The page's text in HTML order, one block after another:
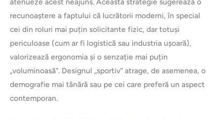
recunoaștere a faptului că lucrătorii moderni, în special
cei din roluri mai puțin solicitante fizic, dar totuși
periculoase (cum ar fi logistică sau industria ușoară),
valorizează ergonomia și o senzație mai puțin
„voluminoasă”. Designul „sportiv” atrage, de asemenea, o
demografie mai tânără sau pe cei care preferă un aspect
contemporan.